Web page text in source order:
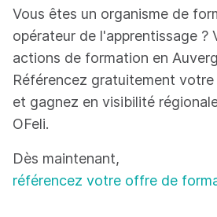
Vous êtes un organisme de
opérateur de l'apprentissage ?
actions de formation en
Référencez gratuitement
et gagnez en visibilité
OFeli.
Dès maintenant,
référencez votre offre de